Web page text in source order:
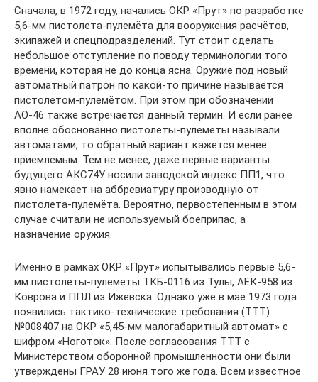
Сначала, в 1972 году, начались ОКР «Прут» по разработке
5,6-мм пистолета-пулемёта для вооружения расчётов,
экипажей и спецподразделений. Тут стоит сделать
небольшое отступление по поводу терминологии того
времени, которая не до конца ясна. Оружие под новый
автоматный патрон по какой-то причине называется
пистолетом-пулемётом. При этом при обозначении
АО-46 также встречается данный термин. И если ранее
вполне обоснованно пистолеты-пулемёты называли
автоматами, то обратный вариант кажется менее
приемлемым. Тем не менее, даже первые варианты
будущего АКС74У носили заводской индекс ПП1, что
явно намекает на аббревиатуру производную от
пистолета-пулемёта. Вероятно, первостепенным в этом
случае считали не используемый боеприпас, а
назначение оружия.
Именно в рамках ОКР «Прут» испытывались первые 5,6-
мм пистолеты-пулемёты ТКБ-0116 из Тулы, АЕК-958 из
Коврова и ППЛ из Ижевска. Однако уже в мае 1973 года
появились тактико-технические требования (ТТТ)
№008407 на ОКР «5,45-мм малогабаритный автомат» с
шифром «Ноготок». После согласования ТТТ с
Министерством оборонной промышленности они были
утверждены ГРАУ 28 июня того же года. Всем известное